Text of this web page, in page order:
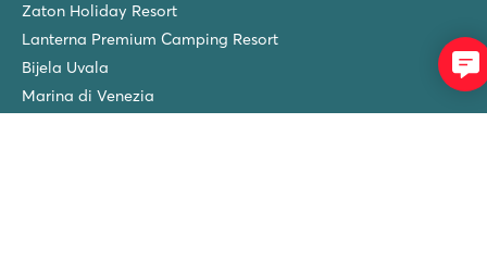
Zaton Holiday Resort
Lanterna Premium Camping Resort
Bijela Uvala
Marina di Venezia